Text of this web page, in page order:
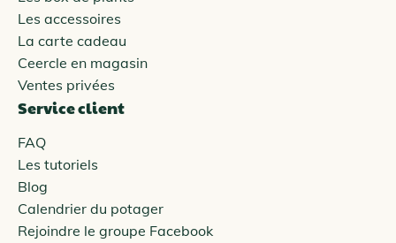
Les accessoires
La carte cadeau
Ceercle en magasin
Ventes privées
Service client
FAQ
Les tutoriels
Blog
Calendrier du potager
Rejoindre le groupe Facebook